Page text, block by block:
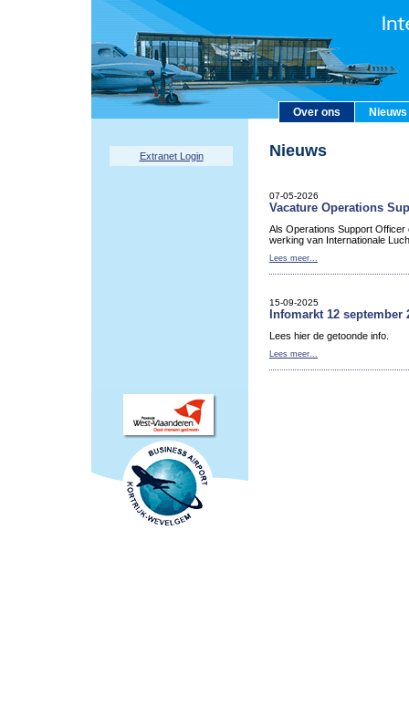
Over ons Nieuws
Extranet Login Nieuws
07-05-2026
Vacature Operations
Als Operations Support Officer
werking van Internationale
Lees meer...
15-09-2025
Infomarkt 12 september
Lees hier de getoonde info.
Lees meer...